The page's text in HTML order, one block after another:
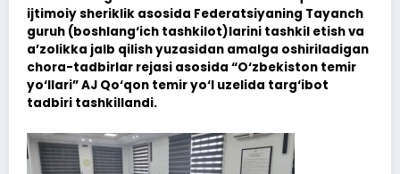
ijtimoiy sheriklik asosida Federatsiyaning Tayanch
guruh (boshlang‘ich tashkilot)larini tashkil etish va
a’zolikka jalb qilish yuzasidan amalga oshiriladigan
chora-tadbirlar rejasi asosida “O‘zbekiston temir
yo‘llari” AJ Qo‘qon temir yo‘l uzelida targ‘ibot
tadbiri tashkillandi.